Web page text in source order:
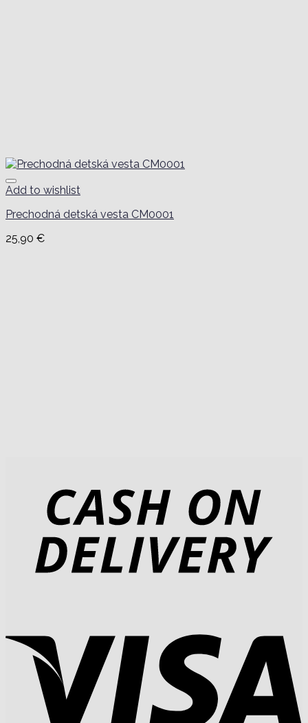
Add to wishlist
Prechodná detská vesta CM0001
25,90 €